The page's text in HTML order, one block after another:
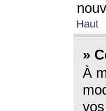
Haut
»
À